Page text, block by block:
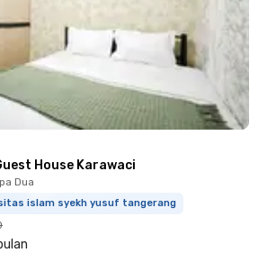
House Karawaci
Dua
islam syekh yusuf tangerang